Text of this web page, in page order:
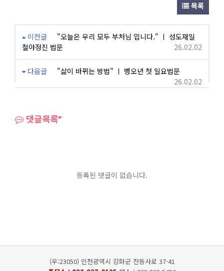
목록
이전글
"오늘은 우리 모두 부처님 입니다." ㅣ 성도재일
철야정진 법문
26.02.02
다음글
"삶이 바뀌는 방법" ㅣ 병오년 첫 일요법문
26.02.02
댓글목록
등록된 댓글이 없습니다.
(우:23050) 인천광역시 강화군 전등사로 37-41